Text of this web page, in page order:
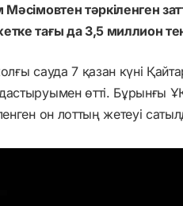
Мәсімовтен тәркіленген
тағы да 3,5 миллион
сауда 7 қазан күні
өтті. Бұрынғы
он лоттың жетеуі